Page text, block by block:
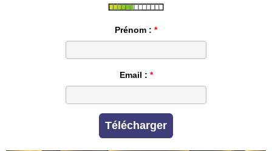
Prénom :
Email :
Télécharger